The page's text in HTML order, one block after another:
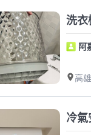
洗衣
阿
高
冷氣